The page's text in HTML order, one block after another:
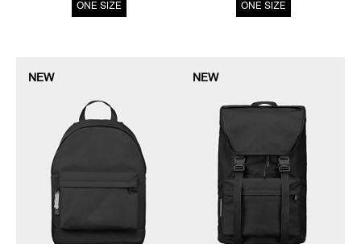
ONE SIZE ONE SIZE
NEW NEW